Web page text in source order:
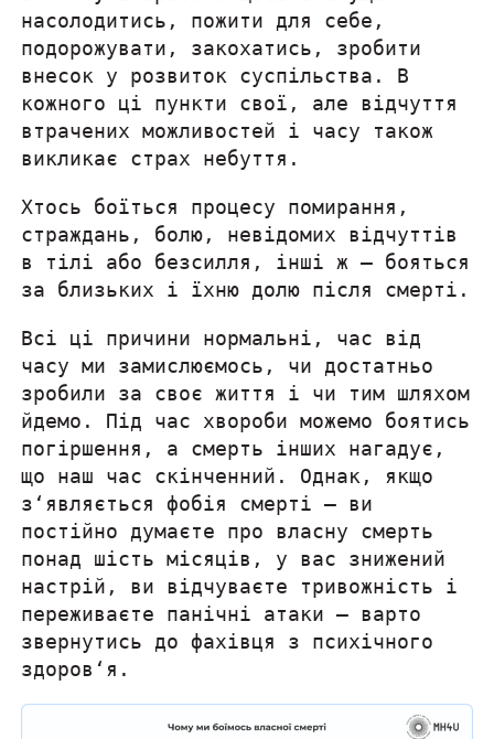
насолодитись, пожити для себе,
подорожувати, закохатись, зробити
внесок у розвиток суспільства. В
кожного ці пункти свої, але відчуття
втрачених можливостей і часу також
викликає страх небуття.
Хтось боїться процесу помирання,
страждань, болю, невідомих відчуттів
в тілі або безсилля, інші ж — бояться
за близьких і їхню долю після смерті.
Всі ці причини нормальні, час від
часу ми замислюємось, чи достатньо
зробили за своє життя і чи тим шляхом
йдемо. Під час хвороби можемо боятись
погіршення, а смерть інших нагадує,
що наш час скінченний. Однак, якщо
з‘являється фобія смерті — ви
постійно думаєте про власну смерть
понад шість місяців, у вас знижений
настрій, ви відчуваєте тривожність і
переживаєте панічні атаки — варто
звернутись до фахівця з психічного
здоров‘я.